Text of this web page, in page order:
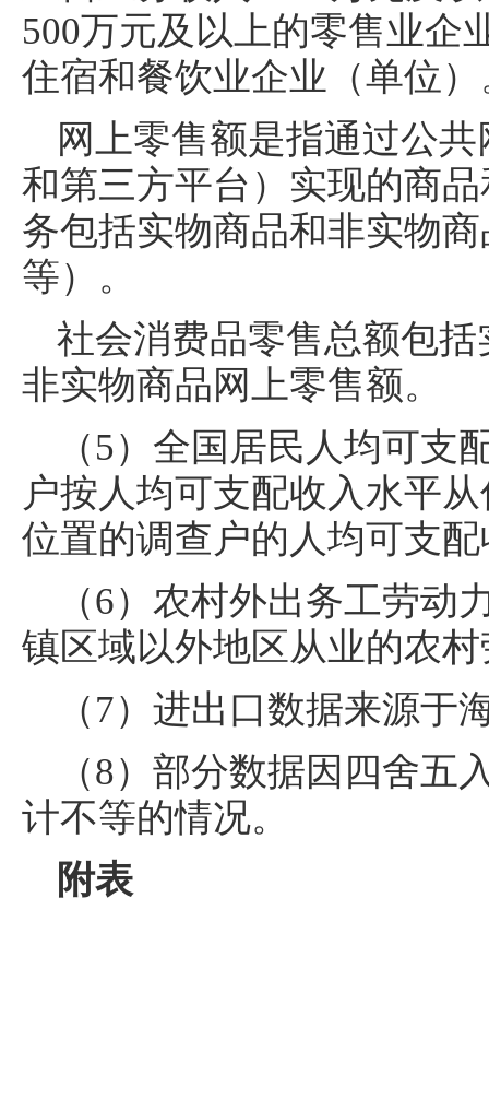
500万元及以上的零售业企
住宿和餐饮业企业（单位）
网上零售额是指通过公
和第三方平台）实现的商
务包括实物商品和非实物
等）。
社会消费品零售总额包
非实物商品网上零售额。
（5）全国居民人均可支
户按人均可支配收入水平
位置的调查户的人均可支
（6）农村外出务工劳动
镇区域以外地区从业的农
（7）进出口数据来源于
（8）部分数据因四舍五
计不等的情况。
附表